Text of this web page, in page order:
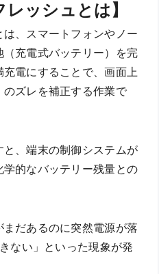
レッシュとは】
、スマートフォンやノー
（充電式バッテリー）を完
電にすることで、画面上
ズレを補正する作業で
、端末の制御システムが
的なバッテリー残量との
だあるのに突然電源が落
ない」といった現象が発